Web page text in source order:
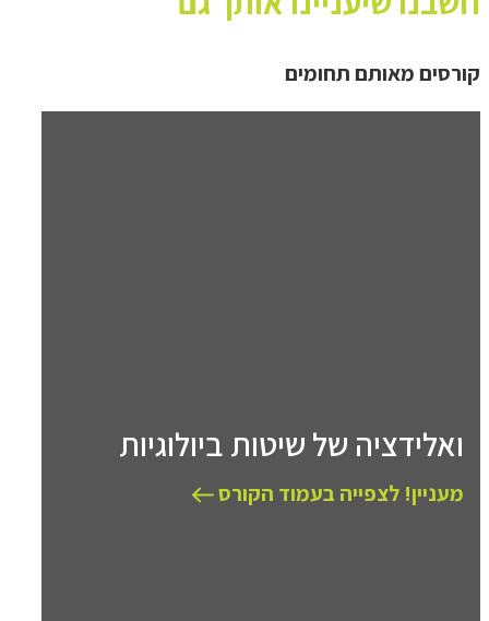
קורסים מאותם תחומים
ואלידציה של שיטות ביולוגיות
מעניין! לצפייה בעמוד הקורס